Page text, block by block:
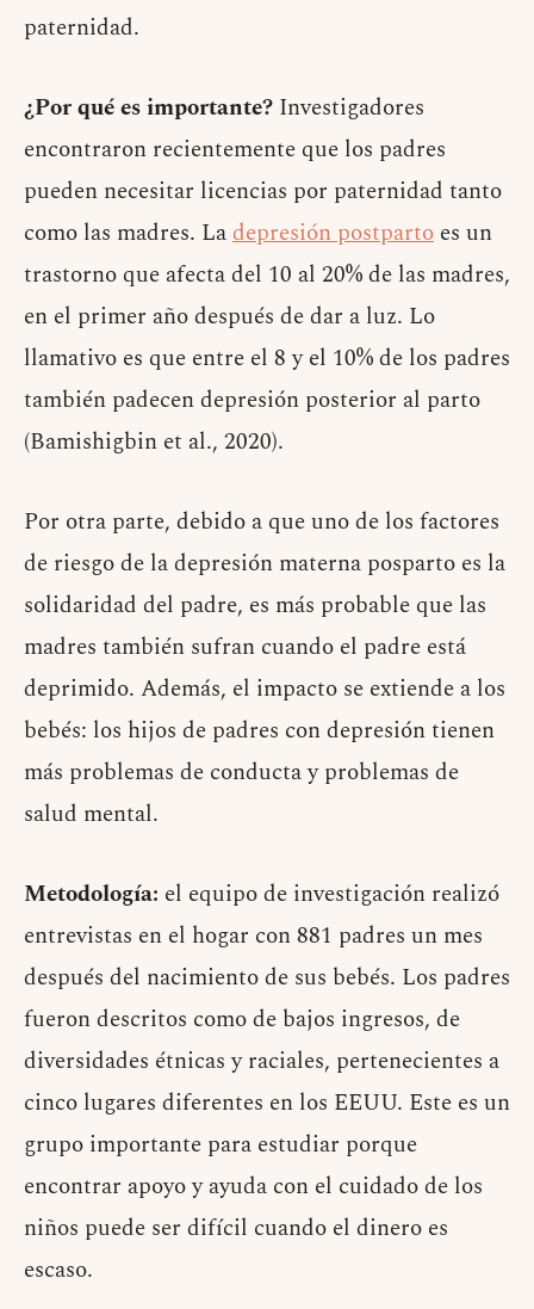
paternidad.
¿Por qué es importante? Investigadores
encontraron recientemente que los padres
pueden necesitar licencias por paternidad tanto
como las madres. Ladepresión postparto es un
trastorno que afecta del 10 al 20% de las madres,
en el primer año después de dar a luz. Lo
llamativo es que entre el 8 y el 10% de los padres
también padecen depresión posterior al parto
(Bamishigbin et al., 2020).
Por otra parte, debido a que uno de los factores
de riesgo de la depresión materna posparto es la
solidaridad del padre, es más probable que las
madres también sufran cuando el padre está
deprimido. Además, el impacto se extiende a los
bebés: los hijos de padres con depresión tienen
más problemas de conducta y problemas de
salud mental.
Metodología: el equipo de investigación realizó
entrevistas en el hogar con 881 padres un mes
después del nacimiento de sus bebés. Los padres
fueron descritos como de bajos ingresos, de
diversidades étnicas y raciales, pertenecientes a
cinco lugares diferentes en los EEUU. Este es un
grupo importante para estudiar porque
encontrar apoyo y ayuda con el cuidado de los
niños puede ser difícil cuando el dinero es
escaso.